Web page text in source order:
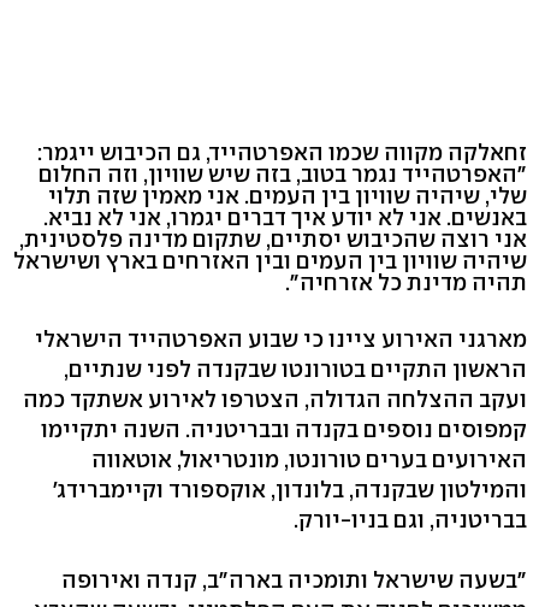
זחאלקה מקווה שכמו האפרטהייד, גם הכיבוש ייגמר:
"האפרטהייד נגמר בטוב, בזה שיש שוויון, וזה החלום
שלי, שיהיה שוויון בין העמים. אני מאמין שזה תלוי
באנשים. אני לא יודע איך דברים יגמרו, אני לא נביא.
אני רוצה שהכיבוש יסתיים, שתקום מדינה פלסטינית,
שיהיה שוויון בין העמים ובין האזרחים בארץ ושישראל
תהיה מדינת כל אזרחיה".
מארגני האירוע ציינו כי שבוע האפרטהייד הישראלי
הראשון התקיים בטורונטו שבקנדה לפני שנתיים,
ועקב ההצלחה הגדולה, הצטרפו לאירוע אשתקד כמה
קמפוסים נוספים בקנדה ובבריטניה. השנה יתקיימו
האירועים בערים טורונטו, מונטריאול, אוטאווה
והמילטון שבקנדה, בלונדון, אוקספורד וקיימברידג'
בבריטניה, וגם בניו-יורק.
"בשעה שישראל ותומכיה בארה"ב, קנדה ואירופה